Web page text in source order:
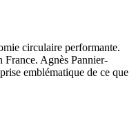
circulaire performante.
France. Agnès Pannier-
emblématique de ce que